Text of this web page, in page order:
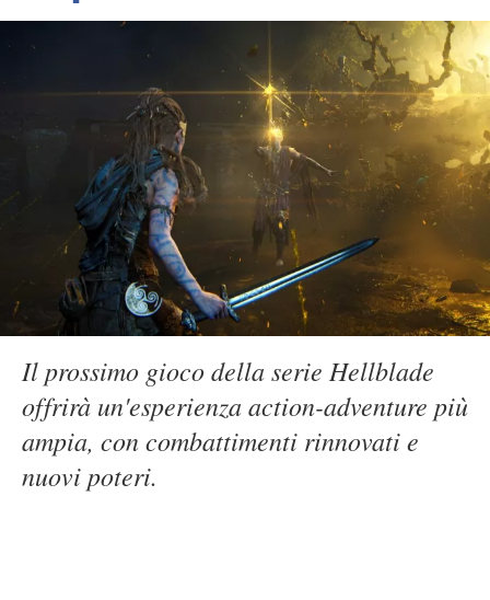
Il prossimo gioco della serie Hellblade
offrirà un'esperienza action-adventure più
ampia, con combattimenti rinnovati e
nuovi poteri.